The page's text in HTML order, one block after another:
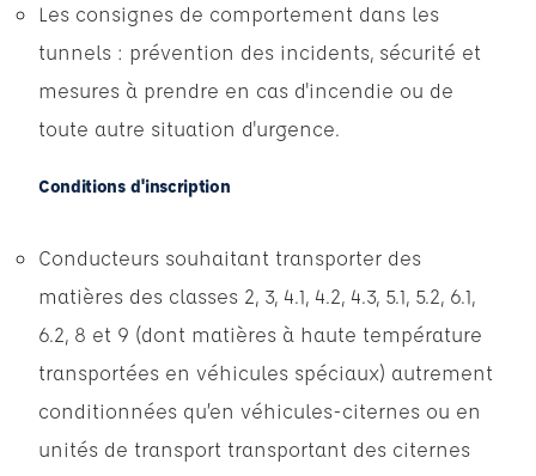
Les consignes de comportement dans les
tunnels : prévention des incidents, sécurité et
mesures à prendre en cas d'incendie ou de
toute autre situation d'urgence.
Conditions d'inscription
Conducteurs souhaitant transporter des
matières des classes 2, 3, 4.1, 4.2, 4.3, 5.1, 5.2, 6.1,
6.2, 8 et 9 (dont matières à haute température
transportées en véhicules spéciaux) autrement
conditionnées qu’en véhicules-citernes ou en
unités de transport transportant des citernes